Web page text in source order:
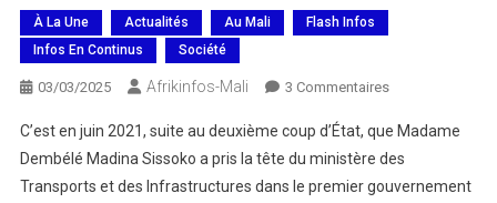
À La Une Actualités Au Mali
Flash Infos
Infos En Continus
Société
03/03/2025 Afrikinfos-Mali 3 CommentairesSur
Détour’’
/
Transports
C’est en juin 2021, suite au deuxième coup d’État, que Madame
Dembélé Madina Sissoko a pris la tête du ministère des
Transports et des Infrastructures dans le premier gouvernement